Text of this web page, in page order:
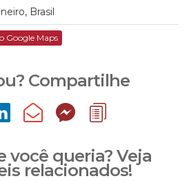
Brasil
Google Maps
Compartilhe
você queria? Veja
relacionados!